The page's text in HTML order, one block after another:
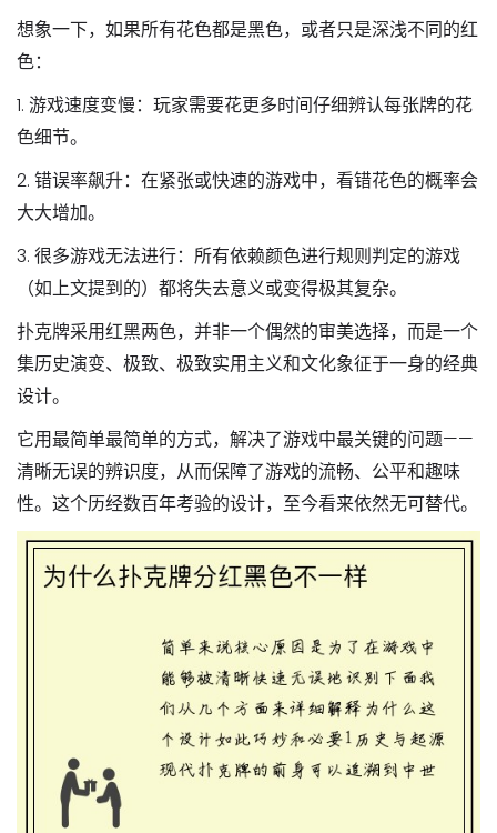
想象一下，如果所有花色都是黑色，或者只是深浅不同的红
色：
1. 游戏速度变慢：玩家需要花更多时间仔细辨认每张牌的花
色细节。
2. 错误率飙升：在紧张或快速的游戏中，看错花色的概率会
大大增加。
3. 很多游戏无法进行：所有依赖颜色进行规则判定的游戏
（如上文提到的）都将失去意义或变得极其复杂。
扑克牌采用红黑两色，并非一个偶然的审美选择，而是一个
集历史演变、极致、极致实用主义和文化象征于一身的经典
设计。
它用最简单最简单的方式，解决了游戏中最关键的问题——
清晰无误的辨识度，从而保障了游戏的流畅、公平和趣味
性。这个历经数百年考验的设计，至今看来依然无可替代。